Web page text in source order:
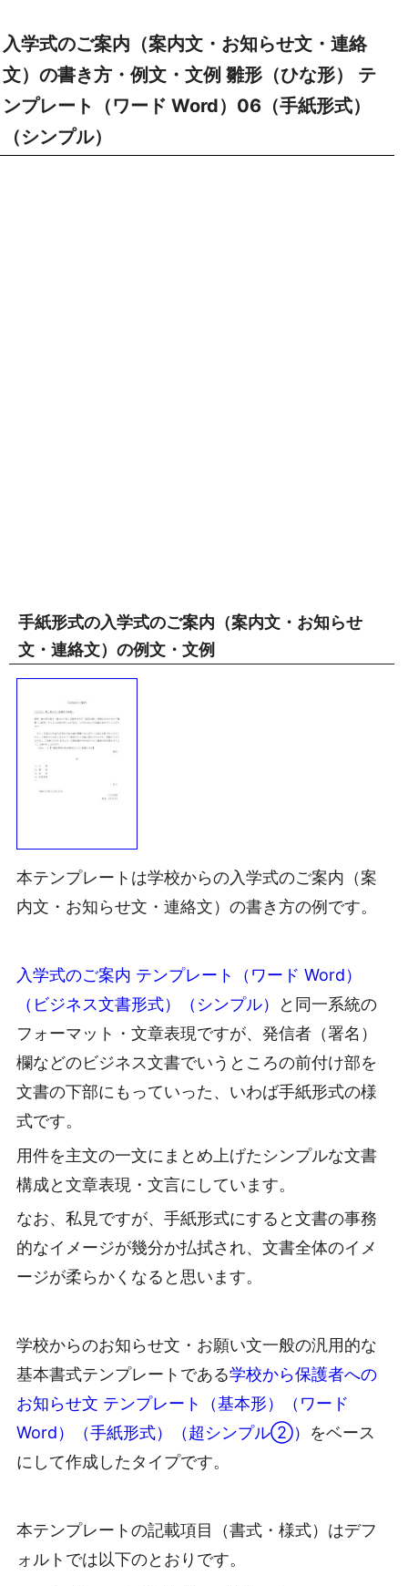
入学式のご案内（案内文・お知らせ文・連絡
文）の書き方・例文・文例 雛形（ひな形） テ
ンプレート（ワード Word）06（手紙形式）
（シンプル）
手紙形式の入学式のご案内（案内文・お知らせ
文・連絡文）の例文・文例
本テンプレートは学校からの入学式のご案内（案
内文・お知らせ文・連絡文）の書き方の例です。
入学式のご案内 テンプレート（ワード Word）
（ビジネス文書形式）（シンプル）
と同一系統の
フォーマット・文章表現ですが、発信者（署名）
欄などのビジネス文書でいうところの前付け部を
文書の下部にもっていった、いわば手紙形式の様
式です。
用件を主文の一文にまとめ上げたシンプルな文書
構成と文章表現・文言にしています。
なお、私見ですが、手紙形式にすると文書の事務
的なイメージが幾分か払拭され、文書全体のイメ
ージが柔らかくなると思います。
学校からのお知らせ文・お願い文一般の汎用的な
基本書式テンプレートである学校から保護者への
お知らせ文 テンプレート（基本形）（ワード
Word）（手紙形式）（超シンプル②） をベース
にして作成したタイプです。
本テンプレートの記載項目（書式・様式）はデフ
ォルトでは以下のとおりです。